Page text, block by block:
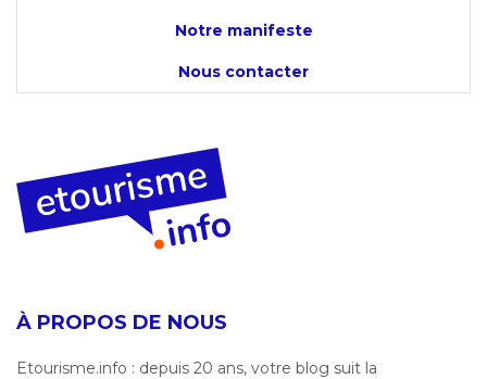
Notre manifeste
Nous contacter
À PROPOS DE NOUS
Etourisme.info : depuis 20 ans, votre blog suit la